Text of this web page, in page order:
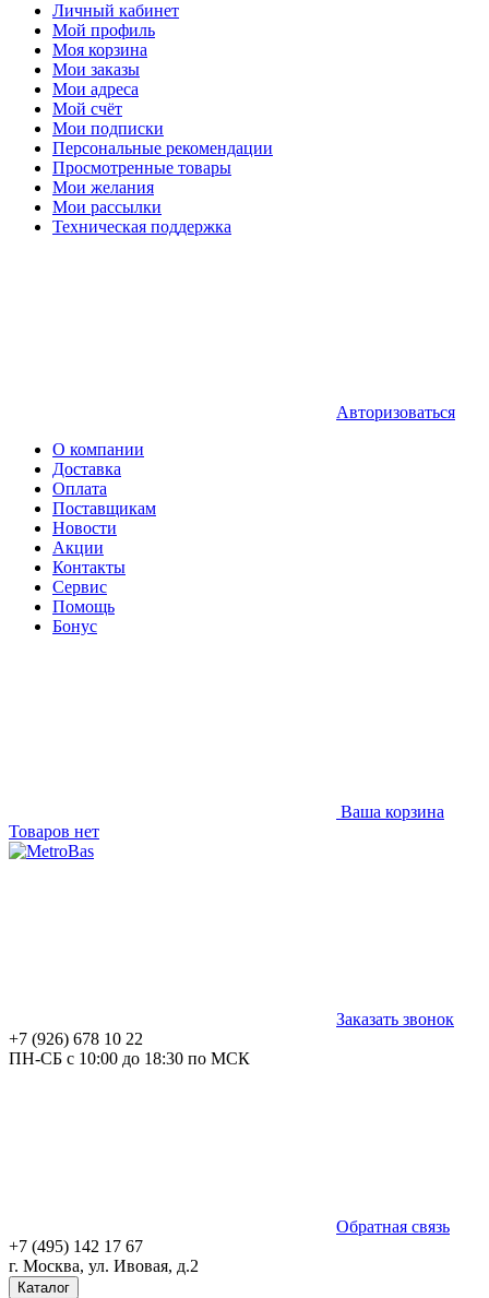
Личный кабинет
Мой профиль
Моя корзина
Мои заказы
Мои адреса
Мой счёт
Мои подписки
Персональные рекомендации
Просмотренные товары
Мои желания
Мои рассылки
Техническая поддержка
Авторизоваться
О компании
Доставка
Оплата
Поставщикам
Новости
Акции
Контакты
Сервис
Помощь
Бонус
Ваша корзина
Товаров нет
Заказать звонок
+7 (926) 678 10 22
ПН-СБ с 10:00 до 18:30 по МСК
Обратная связь
+7 (495) 142 17 67
г. Москва, ул. Ивовая, д.2
Каталог